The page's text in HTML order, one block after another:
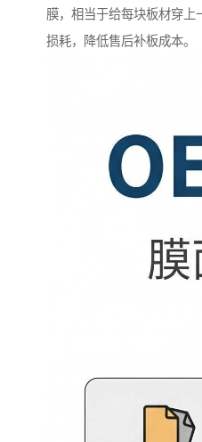
膜，相当于给每块板材穿上
损耗，降低售后补板成本。